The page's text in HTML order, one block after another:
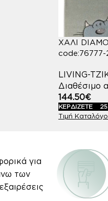
ΧΑΛΙ
LIVING-
Διαθέσιμο
144.50€
ΚΕΡΔΙΖΕΤΕ
για
των